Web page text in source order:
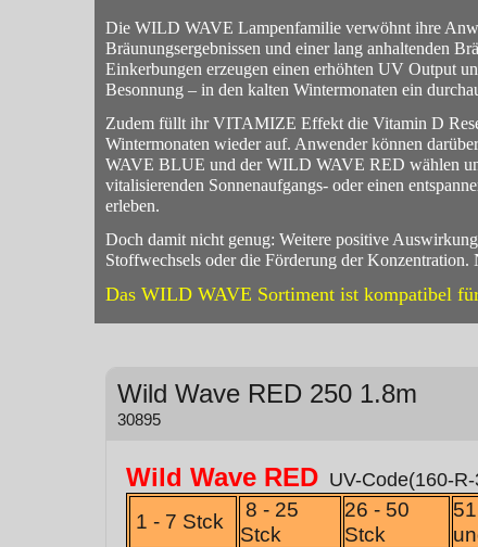
Die WILD WAVE Lampenfamilie verwöhnt ihre
Bräunungsergebnissen und einer lang anhaltenden
Einkerbungen erzeugen einen erhöhten UV Output
Besonnung – in den kalten Wintermonaten ein
Zudem füllt ihr VITAMIZE Effekt die Vitamin D
Wintermonaten wieder auf. Anwender können
WAVE BLUE und der WILD WAVE RED wählen
vitalisierenden Sonnenaufgangs- oder einen
erleben.
Doch damit nicht genug: Weitere positive
Stoffwechsels oder die Förderung der
Das WILD WAVE Sortiment ist kompatibel
Wild Wave RED 250 1.8m
30895
Wild Wave RED UV-Code(160-
1 - 7 Stck
8 - 25
Stck
26 - 50
Stck